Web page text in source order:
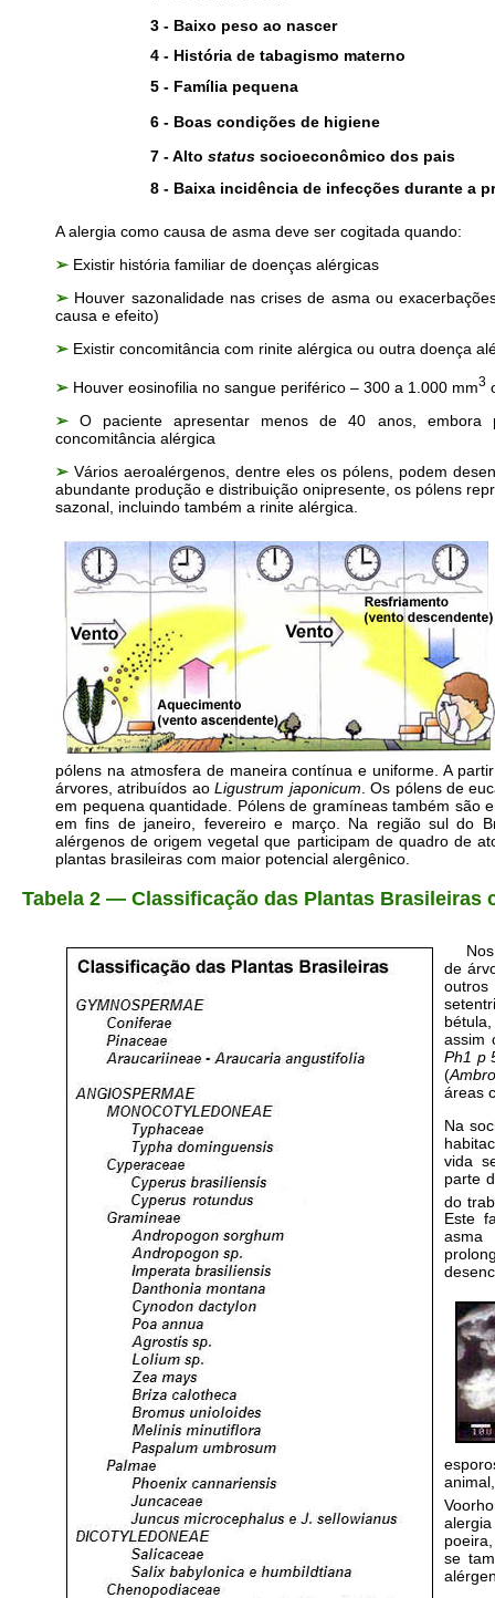
3 - Baixo peso ao nascer
4 - História de tabagismo materno
5 - Família pequena
6 - Boas condições de higiene
7 - Alto status socioeconômico dos pais
8 - Baixa incidência de infecções durante a
A alergia como causa de asma deve ser cogitada quando:
➢ Existir história familiar de doenças alérgicas
➢ Houver sazonalidade nas crises de asma ou
causa e efeito)
➢ Existir concomitância com rinite alérgica ou outra doença
➢ Houver eosinofilia no sangue periférico – 300 a 1.000 mm3
➢
O paciente apresentar menos de 40 anos, embora
concomitância alérgica
➢ Vários aeroalérgenos, dentre eles os pólens, podem
abundante produção e distribuição onipresente, os pólens
sazonal, incluindo também a rinite alérgica.
pólens na atmosfera de maneira contínua e uniforme. A
árvores, atribuídos aoLigustrum japonicum . Os pólens de
em pequena quantidade. Pólens de gramíneas também são
em fins de janeiro, fevereiro e março. Na região sul do
alérgenos de origem vegetal que participam de quadro de
plantas brasileiras com maior potencial alergênico.
Tabela 2 — Classificação das Plantas Brasileiras
de
assim
Ph1 p
(
áreas
Na
vida
parte
do
Este
se